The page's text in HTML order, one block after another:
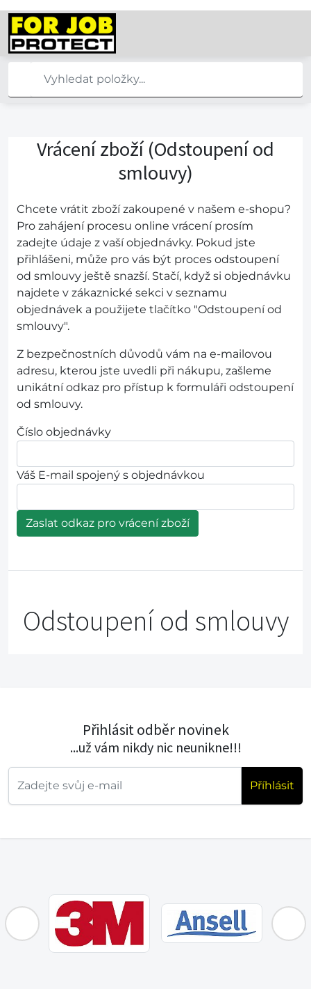
Vrácení zboží (Odstoupení od
smlouvy)
Chcete vrátit zboží zakoupené v našem e-shopu?
Pro zahájení procesu online vrácení prosím
zadejte údaje z vaší objednávky. Pokud jste
přihlášeni, může pro vás být proces odstoupení
od smlouvy ještě snazší. Stačí, když si objednávku
najdete v zákaznické sekci v seznamu
objednávek a použijete tlačítko "Odstoupení od
smlouvy".
Z bezpečnostních důvodů vám na e-mailovou
adresu, kterou jste uvedli při nákupu, zašleme
unikátní odkaz pro přístup k formuláři odstoupení
od smlouvy.
Číslo objednávky
Váš E-mail spojený s objednávkou
Zaslat odkaz pro vrácení zboží
Odstoupení od smlouvy
Přihlásit odběr novinek
...už vám nikdy nic neunikne!!!
Příhlásit